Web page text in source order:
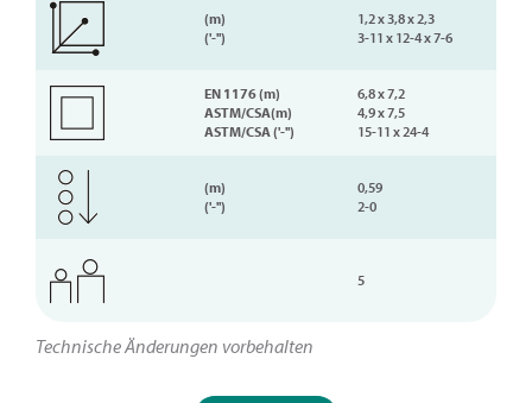
(m)
('-'')
1,2 x 3,8 x 2,3
3-11 x 12-4 x 7-6
EN 1176 (m)
ASTM/CSA(m)
ASTM/CSA ('-'')
6,8 x 7,2
4,9 x 7,5
15-11 x 24-4
(m)
('-'')
0,59
2-0
5
Technische Änderungen vorbehalten